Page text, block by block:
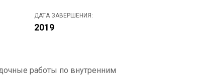
ДАТА ЗАВЕРШЕНИЯ:
2019
работы по внутренним